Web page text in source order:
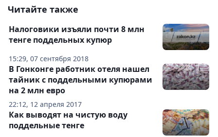
Читайте также
15:29, 07 сентября 2018
Налоговики изъяли почти 8 млн
тенге поддельных купюр
22:12, 12 апреля 2017
В Гонконге работник отеля нашел
тайник с поддельными купюрами
на 2 млн евро
Как выводят на чистую воду
поддельные тенге